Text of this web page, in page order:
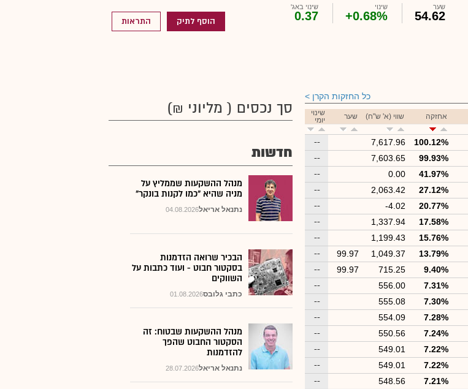
שער
54.62
שינוי
+0.68%
שינוי באג'
0.37 הוסף לתיק התראות
כל החזקות הקרן
אחזקה שווי (א' ש"ח) שער
שינוי
יומי
100.12%
7,617.96
--
99.93%
7,603.65
--
41.97%
0.00
--
27.12%
2,063.42
--
20.77%
-4.02
--
17.58%
1,337.94
--
15.76%
1,199.43
--
13.79%
1,049.37
99.97
--
9.40%
715.25
99.97
--
7.31%
556.00
--
7.30%
555.08
--
7.28%
554.09
--
7.24%
550.56
--
7.22%
549.01
--
7.22%
549.01
--
7.21%
548.56
--
סך נכסים ( מליוני ₪)
חדשות
מנהל ההשקעות שממליץ על
מניה שהיא "כמו לקנות בונקר"
04.08.2026נתנאל אריאל
הבכיר שרואה הזדמנות
בסקטור חבוט - ועוד כתבות על
השווקים
01.08.2026כתבי גלובס
מנהל ההשקעות שבטוח: זה
הסקטור החבוט שהפך
להזדמנות
28.07.2026נתנאל אריאל